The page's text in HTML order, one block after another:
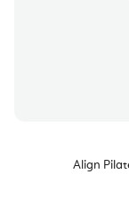
Align